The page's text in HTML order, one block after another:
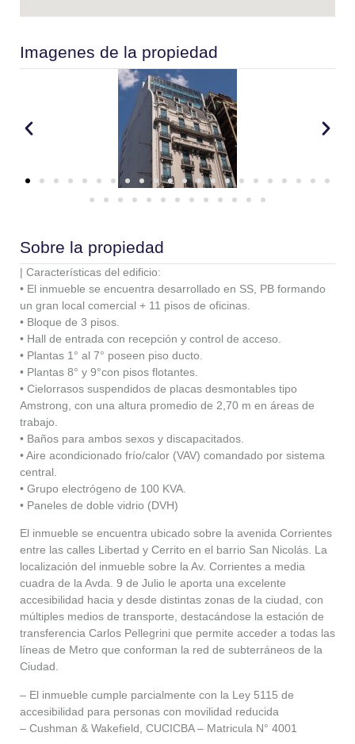
Imagenes de la propiedad
Sobre la propiedad
| Características del edificio:
• El inmueble se encuentra desarrollado en SS, PB formando
un gran local comercial + 11 pisos de oficinas.
• Bloque de 3 pisos.
• Hall de entrada con recepción y control de acceso.
• Plantas 1° al 7° poseen piso ducto.
• Plantas 8° y 9°con pisos flotantes.
• Cielorrasos suspendidos de placas desmontables tipo
Amstrong, con una altura promedio de 2,70 m en áreas de
trabajo.
• Baños para ambos sexos y discapacitados.
• Aire acondicionado frío/calor (VAV) comandado por sistema
central.
• Grupo electrógeno de 100 KVA.
• Paneles de doble vidrio (DVH)
El inmueble se encuentra ubicado sobre la avenida Corrientes
entre las calles Libertad y Cerrito en el barrio San Nicolás. La
localización del inmueble sobre la Av. Corrientes a media
cuadra de la Avda. 9 de Julio le aporta una excelente
accesibilidad hacia y desde distintas zonas de la ciudad, con
múltiples medios de transporte, destacándose la estación de
transferencia Carlos Pellegrini que permite acceder a todas las
líneas de Metro que conforman la red de subterráneos de la
Ciudad.
– El inmueble cumple parcialmente con la Ley 5115 de
accesibilidad para personas con movilidad reducida
– Cushman & Wakefield, CUCICBA – Matricula N° 4001